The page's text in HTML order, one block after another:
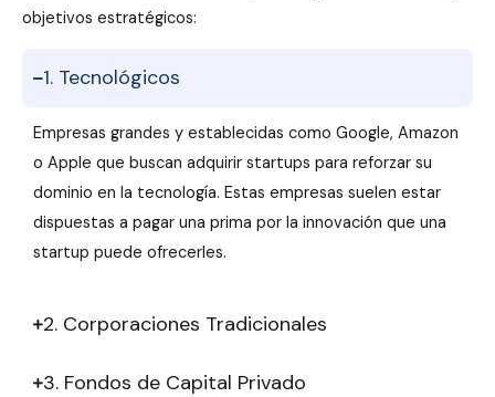
objetivos estratégicos:
1. Tecnológicos
Empresas grandes y establecidas como Google, Amazon
o Apple que buscan adquirir startups para reforzar su
dominio en la tecnología. Estas empresas suelen estar
dispuestas a pagar una prima por la innovación que una
startup puede ofrecerles.
2. Corporaciones Tradicionales
3. Fondos de Capital Privado